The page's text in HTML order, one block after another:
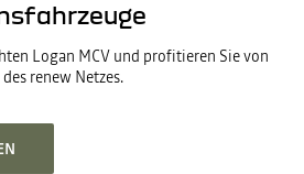
Logan MCV und profitieren Sie von
renew Netzes.